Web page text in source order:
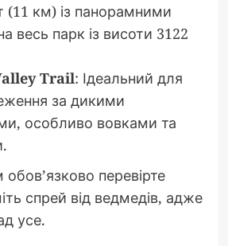
км) із панорамними
весь парк із висоти 3122
Trail: Ідеальний для
за дикими
особливо вовками та
перевірте
спрей від ведмедів, адже
усе.